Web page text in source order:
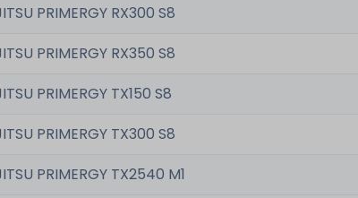
PRIMERGY RX300 S8
PRIMERGY RX350 S8
PRIMERGY TX150 S8
PRIMERGY TX300 S8
PRIMERGY TX2540 M1